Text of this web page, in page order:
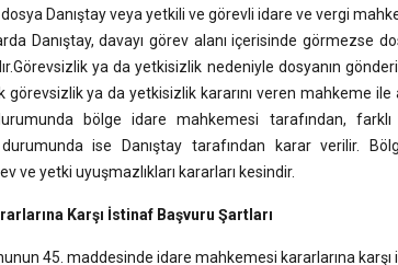
Danıştay veya yetkili ve görevli idare ve vergi
Danıştay, davayı görev alanı içerisinde görmezse
ya da yetkisizlik nedeniyle dosyanın
ya da yetkisizlik kararını veren mahkeme ile
bölge idare mahkemesi tarafından,
ise Danıştay tarafından karar verilir.
ve yetki uyuşmazlıkları kararları kesindir.
Karşı İstinaf Başvuru Şartları
45. maddesinde idare mahkemesi kararlarına